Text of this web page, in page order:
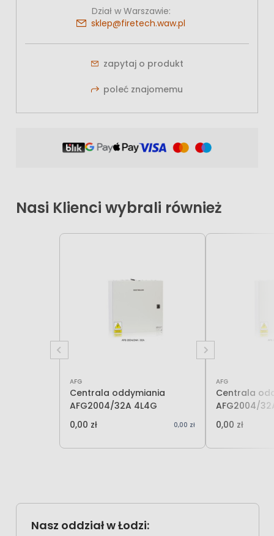
Dział w Warszawie:
sklep@firetech.waw.pl
zapytaj o produkt
poleć znajomemu
Nasi Klienci wybrali również
AFG
Centrala oddymiania
AFG2004/32A 4L4G
0,00 zł
0,00 zł
AFG
Centrala
AFG2004/
0,00 zł
Nasz oddział w Łodzi: